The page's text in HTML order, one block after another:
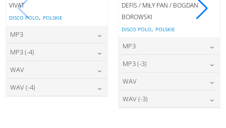
VIVAT
DISCO POLO, POLSKIE
MP3
cena:
DODAJ DO KOSZYKA
MP3 (-4)
DODAJ DO KOSZYKA
WAV
cena:
WAV (-4)
DEFIS / MIŁY PAN / BOGDAN
BOROWSKI
DISCO POLO, POLSKIE
MP3
cena:
DODAJ DO KOSZYKA
MP3 (-3)
DODAJ DO KOSZYKA
WAV
cena:
WAV (-3)